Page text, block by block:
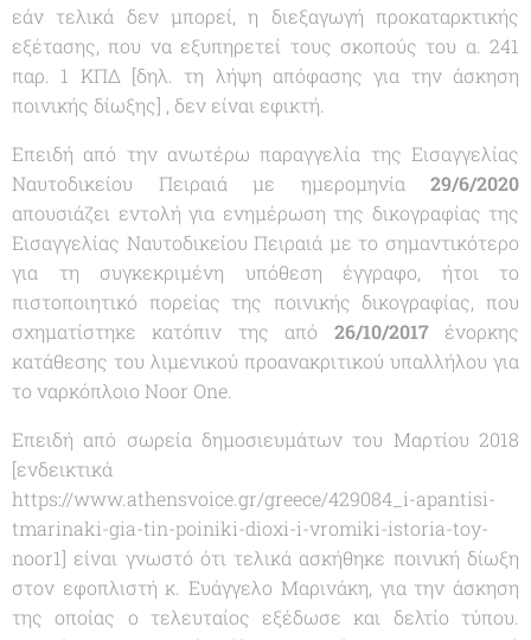
εάν τελικά δεν μπορεί, η διεξαγωγή προκαταρκτικής
εξέτασης, που να εξυπηρετεί τους σκοπούς του α. 241
παρ. 1 ΚΠΔ [δηλ. τη λήψη απόφασης για την άσκηση
ποινικής δίωξης] , δεν είναι εφικτή.
Επειδή από την ανωτέρω παραγγελία της Εισαγγελίας
Ναυτοδικείου Πειραιά με ημερομηνία 29/6/2020
απουσιάζει εντολή για ενημέρωση της δικογραφίας της
Εισαγγελίας Ναυτοδικείου Πειραιά με το σημαντικότερο
για τη συγκεκριμένη υπόθεση έγγραφο, ήτοι το
πιστοποιητικό πορείας της ποινικής δικογραφίας, που
σχηματίστηκε κατόπιν της από 26/10/2017ένορκης
κατάθεσης του λιμενικού προανακριτικού υπαλλήλου για
το ναρκόπλοιο Noor One.
Επειδή από σωρεία δημοσιευμάτων του Μαρτίου 2018
[ενδεικτικά
https://www.athensvoice.gr/greece/429084_i-apantisi-
tmarinaki-gia-tin-poiniki-dioxi-i-vromiki-istoria-toy-
noor1] είναι γνωστό ότι τελικά ασκήθηκε ποινική δίωξη
στον εφοπλιστή κ. Ευάγγελο Μαρινάκη, για την άσκηση
της οποίας ο τελευταίος εξέδωσε και δελτίο τύπου.